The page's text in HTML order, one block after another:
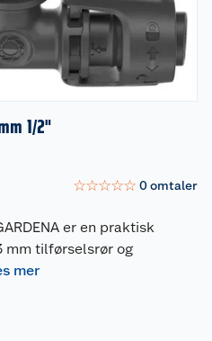
1/2"
☆☆☆☆☆ 0omtaler
er en praktisk
mm tilførselsrør og
mer